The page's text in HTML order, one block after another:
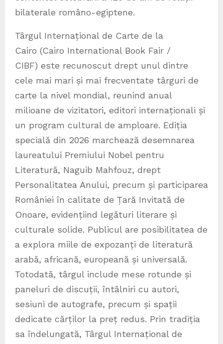
bilaterale româno-egiptene.
Târgul Internațional de Carte de la
Cairo (Cairo International Book Fair /
CIBF) este recunoscut drept unul dintre
cele mai mari și mai frecventate târguri de
carte la nivel mondial, reunind anual
milioane de vizitatori, editori internaționali și
un program cultural de amploare. Ediția
specială din 2026 marchează desemnarea
laureatului Premiului Nobel pentru
Literatură, Naguib Mahfouz, drept
Personalitatea Anului, precum și participarea
României în calitate de Țară Invitată de
Onoare, evidențiind legături literare și
culturale solide. Publicul are posibilitatea de
a explora miile de expozanți de literatură
arabă, africană, europeană și universală.
Totodată, târgul include mese rotunde și
paneluri de discuții, întâlniri cu autori,
sesiuni de autografe, precum și spații
dedicate cărților la preț redus. Prin tradiția
sa îndelungată, Târgul Internațional de